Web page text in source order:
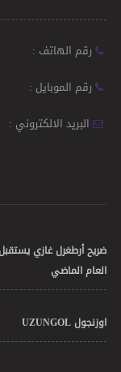
رقم الهاتف :
رقم الموبايل :
البريد الالكتروني :
ضريح أرطغرل غازي
العام الماضي
اوزنجول UZUNGOL